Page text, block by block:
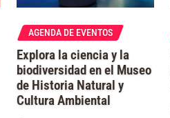
AGENDA DE EVENTOS
Explora la ciencia y la
biodiversidad en el Museo
de Historia Natural y
Cultura Ambiental